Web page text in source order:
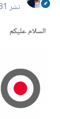
نشر31 أكتوبر 2019
السلام عليكم